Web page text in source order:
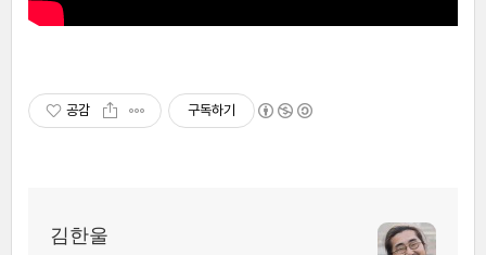
공감 구독하기
김한울